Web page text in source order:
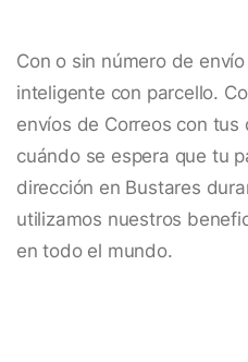
Con o sin número de
inteligente con parcello.
envíos de Correos con
cuándo se espera que tu
dirección en Bustares
utilizamos nuestros
en todo el mundo.